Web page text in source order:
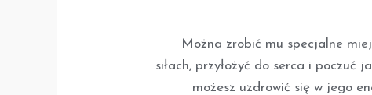
Można zrobić mu specjalne
siłach, przyłożyć do serca i poczuć
możesz uzdrowić się w jego